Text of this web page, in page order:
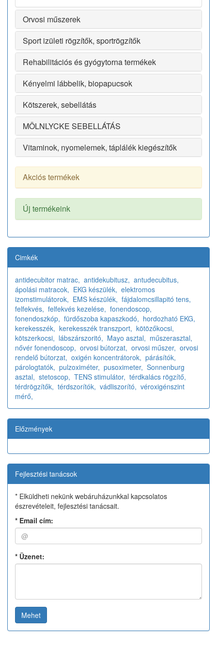
Orvosi műszerek
Sport izületi rögzítők, sportrögzítők
Rehabilitációs és gyógytorna termékek
Kényelmi lábbelik, biopapucsok
Kötszerek, sebellátás
MÖLNLYCKE SEBELLÁTÁS
Vitaminok, nyomelemek, táplálék kiegészítők
Akciós termékek
Új termékeink
Cimkék
antidecubitor matrac, antidekubitusz, antudecubitus,
ápolási matracok, EKG készülék, elektromos
izomstimulátorok, EMS készülék, fájdalomcsillapitó tens,
felfekvés, felfekvés kezelése, fonendoscop,
fonendoszkóp, fürdőszoba kapaszkodó, hordozható EKG,
kerekesszék, kerekesszék transzport, kötözőkocsi,
kötszerkocsi, lábszárszoritó, Mayo asztal, műszerasztal,
nővér fonendoscop, orvosi bútorzat, orvosi műszer, orvosi
rendelő bútorzat, oxigén koncentrátorok, párásítók,
párologtatók, pulzoximéter, pusoximeter, Sonnenburg
asztal, stetoscop, TENS stimulátor, térdkalács rögzítő,
térdrögzítők, térdszorítók, vádliszorító, véroxigénszint
mérő,
Előzmények
Fejlesztési tanácsok
* Elküldheti nekünk webáruházunkkal kapcsolatos
észrevételeit, fejlesztési tanácsait.
* Email cím:
* Üzenet:
Mehet